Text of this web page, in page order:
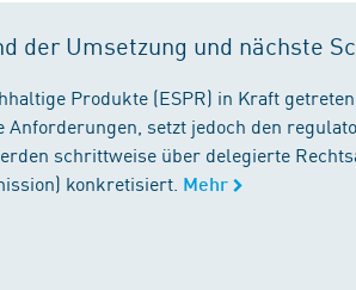
der Umsetzung und nächste
Produkte (ESPR) in Kraft
setzt jedoch den
schrittweise über delegierte
konkretisiert. Mehr